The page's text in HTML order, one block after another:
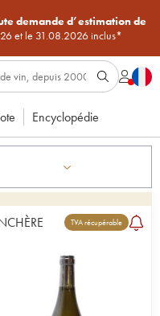
demande d’estimation de
et le 31.08.2026 inclus*
Encyclopédie
TVA récupérable